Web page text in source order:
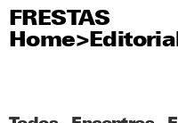
FRESTAS
Home>
FRESTAS